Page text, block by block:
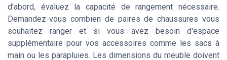
d'abord, évaluez la capacité de rangement nécessaire.
Demandez-vous combien de paires de chaussures vous
souhaitez ranger et si vous avez besoin d'espace
supplémentaire pour vos accessoires comme les sacs à
main ou les parapluies. Les dimensions du meuble doivent